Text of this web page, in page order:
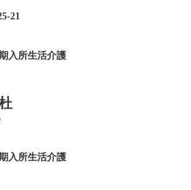
21
期入所生活介護
期入所生活介護